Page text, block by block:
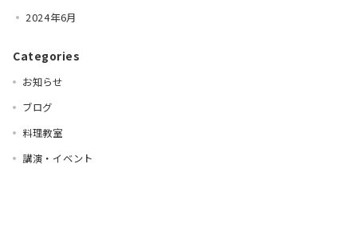
2024年6月
Categories
お知らせ
ブログ
料理教室
講演・イベント